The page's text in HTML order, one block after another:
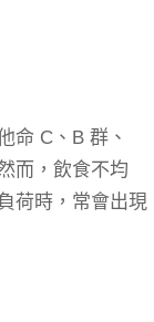
命 C 、 B 群、
而，飲食不均
荷時，常會出現